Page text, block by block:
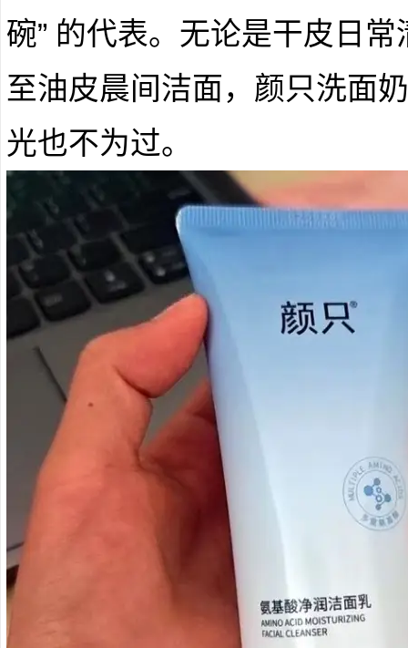
碗” 的代表。无论是干皮日
至油皮晨间洁面，颜只洗面
光也不为过。